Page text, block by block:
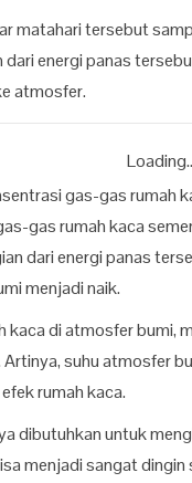
matahari tersebut
energi panas
atmosfer.
gas-gas rumah
gas rumah kaca
dari energi panas
menjadi naik.
kaca di atmosfer bumi,
suhu atmosfer
rumah kaca.
dibutuhkan untuk
menjadi sangat